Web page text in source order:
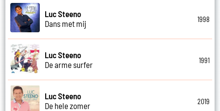
Luc Steeno
Dans met mij
1998
Luc Steeno
De arme surfer
1991
Luc Steeno
De hele zomer
2019